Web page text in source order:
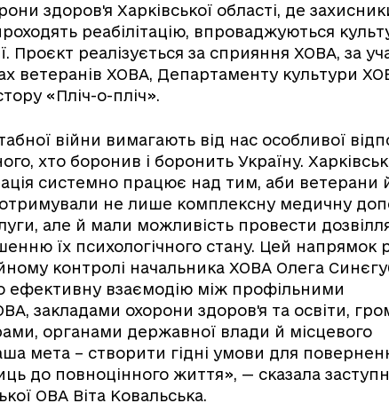
здоров'я Харківської області, де
реабілітацію, впроваджуються
Проєкт реалізується за сприяння ХОВА, за
ветеранів ХОВА, Департаменту культури
«Пліч-о-пліч».
війни вимагають від нас особливої
хто боронив і боронить Україну.
системно працює над тим, аби ветерани
отримували не лише комплексну медичну
але й мали можливість провести
їх психологічного стану. Цей напрямок
контролі начальника ХОВА Олега
ефективну взаємодію між профільними
закладами охорони здоров'я та освіти,
органами державної влади й місцевого
мета – створити гідні умови для
до повноцінного життя», — сказала
ОВА Віта Ковальська.